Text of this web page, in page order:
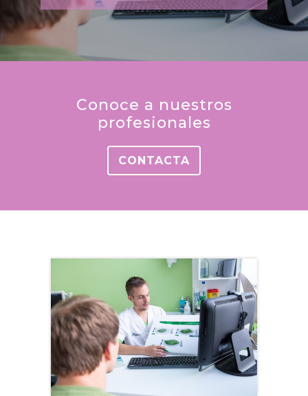
Conoce a nuestros
profesionales
CONTACTA